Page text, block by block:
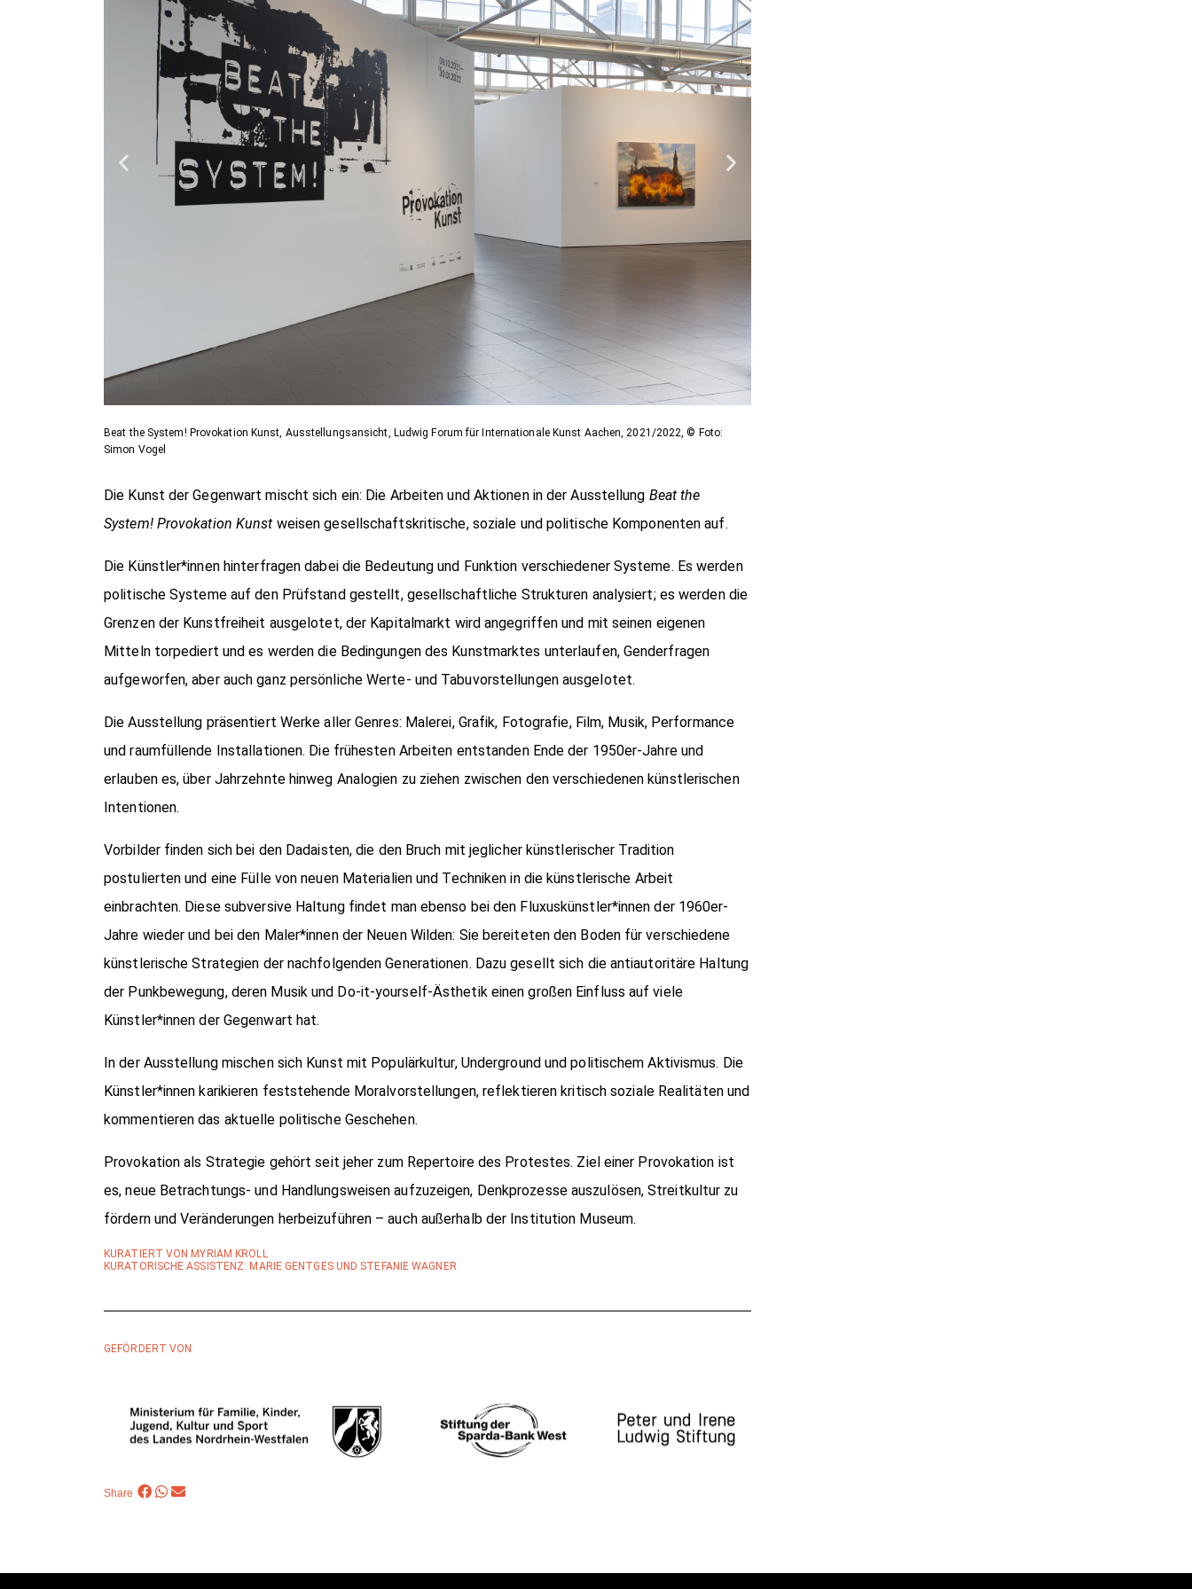
Beat the System! Provokation Kunst, Ausstellungsansicht, Ludwig Forum für Internationale Kunst Aachen, 2021/2022, © Foto:
Simon Vogel
Die Kunst der Gegenwart mischt sich ein: Die Arbeiten und Aktionen in der Ausstellung Beat the
System! Provokation Kunst weisen gesellschaftskritische, soziale und politische Komponenten auf.
Die Künstler*innen hinterfragen dabei die Bedeutung und Funktion verschiedener Systeme. Es werden
politische Systeme auf den Prüfstand gestellt, gesellschaftliche Strukturen analysiert; es werden die
Grenzen der Kunstfreiheit ausgelotet, der Kapitalmarkt wird angegriffen und mit seinen eigenen
Mitteln torpediert und es werden die Bedingungen des Kunstmarktes unterlaufen, Genderfragen
aufgeworfen, aber auch ganz persönliche Werte- und Tabuvorstellungen ausgelotet.
Die Ausstellung präsentiert Werke aller Genres: Malerei, Grafik, Fotografie, Film, Musik, Performance
und raumfüllende Installationen. Die frühesten Arbeiten entstanden Ende der 1950er-Jahre und
erlauben es, über Jahrzehnte hinweg Analogien zu ziehen zwischen den verschiedenen künstlerischen
Intentionen.
Vorbilder finden sich bei den Dadaisten, die den Bruch mit jeglicher künstlerischer Tradition
postulierten und eine Fülle von neuen Materialien und Techniken in die künstlerische Arbeit
einbrachten. Diese subversive Haltung findet man ebenso bei den Fluxuskünstler*innen der 1960er-
Jahre wieder und bei den Maler*innen der Neuen Wilden: Sie bereiteten den Boden für verschiedene
künstlerische Strategien der nachfolgenden Generationen. Dazu gesellt sich die antiautoritäre Haltung
der Punkbewegung, deren Musik und Do-it-yourself-Ästhetik einen großen Einfluss auf viele
Künstler*innen der Gegenwart hat.
In der Ausstellung mischen sich Kunst mit Populärkultur, Underground und politischem Aktivismus. Die
Künstler*innen karikieren feststehende Moralvorstellungen, reflektieren kritisch soziale Realitäten und
kommentieren das aktuelle politische Geschehen.
Provokation als Strategie gehört seit jeher zum Repertoire des Protestes. Ziel einer Provokation ist
es, neue Betrachtungs- und Handlungsweisen aufzuzeigen, Denkprozesse auszulösen, Streitkultur zu
fördern und Veränderungen herbeizuführen – auch außerhalb der Institution Museum.
KURATIERT VON MYRIAM KROLL
KURATORISCHE ASSISTENZ: MARIE GENTGES UND STEFANIE WAGNER
GEFÖRDERT VON
Share